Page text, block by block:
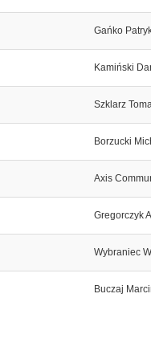
Gańko
Kamiński
Szklarz
Borzucki
Axis
Gregorczyk
Wybraniec
Buczaj